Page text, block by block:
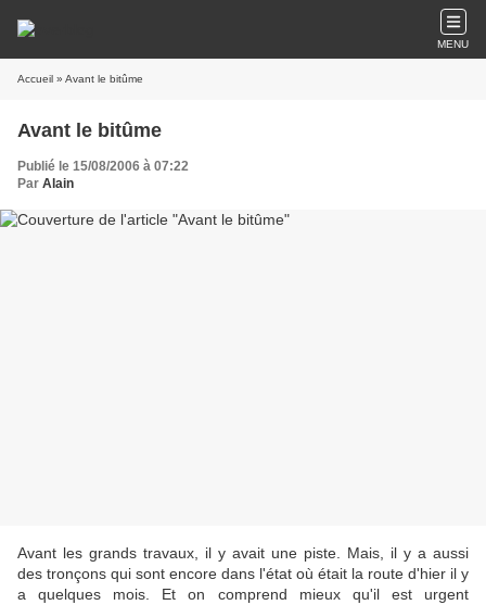
MENU
Accueil » Avant le bitûme
Avant le bitûme
Publié le 15/08/2006 à 07:22
Par Alain
Avant les grands travaux, il y avait une piste. Mais, il y a aussi
des tronçons qui sont encore dans l'état où était la route d'hier il y
a quelques mois. Et on comprend mieux qu'il est urgent